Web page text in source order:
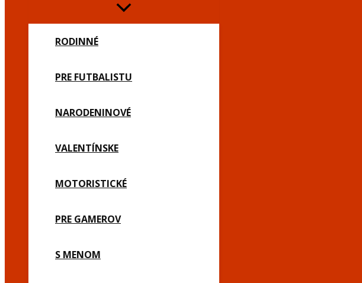
RODINNÉ
PRE FUTBALISTU
NARODENINOVÉ
VALENTÍNSKE
MOTORISTICKÉ
PRE GAMEROV
S MENOM